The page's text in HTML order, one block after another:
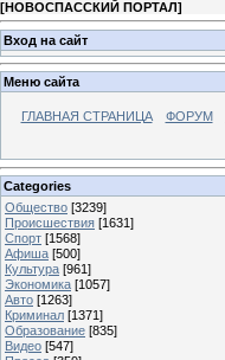
[НОВОСПАССКИЙ ПОРТАЛ]
Вход на сайт
Меню сайта
ГЛАВНАЯ СТРАНИЦА ФОРУМ
Categories
Общество [3239]
Происшествия [1631]
Спорт [1568]
Афиша [500]
Культура [961]
Экономика [1057]
Авто [1263]
Криминал [1371]
Образование [835]
Видео [547]